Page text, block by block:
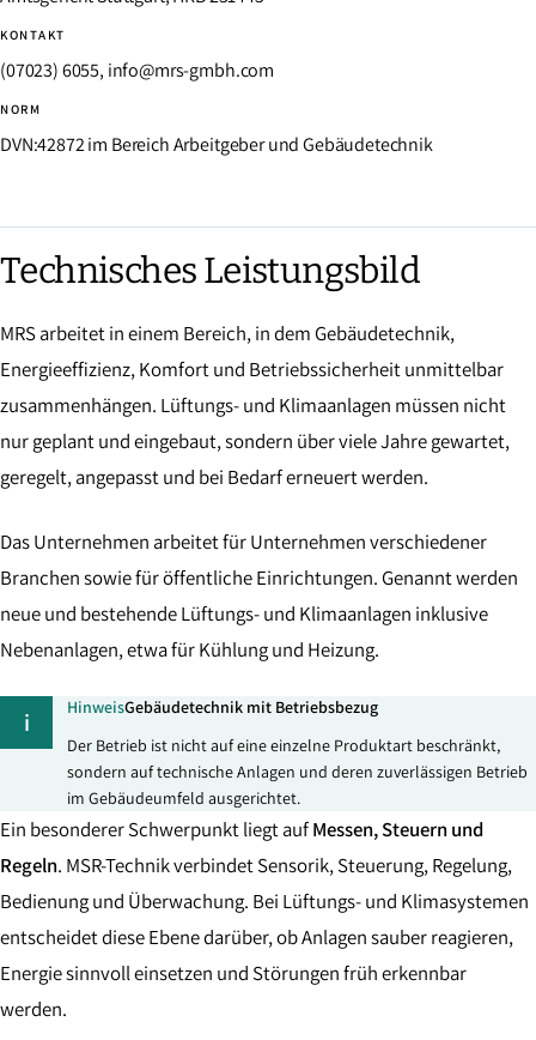
KONTAKT
(07023) 6055, info@mrs-gmbh.com
NORM
DVN:42872 im Bereich Arbeitgeber und Gebäudetechnik
Technisches Leistungsbild
MRS arbeitet in einem Bereich, in dem Gebäudetechnik,
Energieeffizienz, Komfort und Betriebssicherheit unmittelbar
zusammenhängen. Lüftungs- und Klimaanlagen müssen nicht
nur geplant und eingebaut, sondern über viele Jahre gewartet,
geregelt, angepasst und bei Bedarf erneuert werden.
Das Unternehmen arbeitet für Unternehmen verschiedener
Branchen sowie für öffentliche Einrichtungen. Genannt werden
neue und bestehende Lüftungs- und Klimaanlagen inklusive
Nebenanlagen, etwa für Kühlung und Heizung.
i HinweisGebäudetechnik mit Betriebsbezug
Der Betrieb ist nicht auf eine einzelne Produktart beschränkt,
sondern auf technische Anlagen und deren zuverlässigen Betrieb
im Gebäudeumfeld ausgerichtet.
Ein besonderer Schwerpunkt liegt aufMessen, Steuern und
Regeln. MSR-Technik verbindet Sensorik, Steuerung, Regelung,
Bedienung und Überwachung. Bei Lüftungs- und Klimasystemen
entscheidet diese Ebene darüber, ob Anlagen sauber reagieren,
Energie sinnvoll einsetzen und Störungen früh erkennbar
werden.